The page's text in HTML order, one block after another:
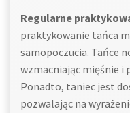
Regularne
praktykowanie tańca
samopoczucia. Tańce
wzmacniając mięśnie i
Ponadto, taniec jest
pozwalając na